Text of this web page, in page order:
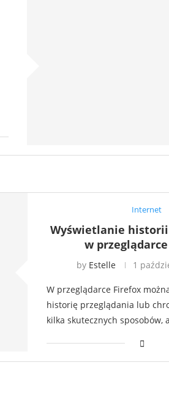
Internet
Wyświetlanie
w
by Estelle 1
W przeglądarce Firefox
historię przeglądania lub
kilka skutecznych sposobów,